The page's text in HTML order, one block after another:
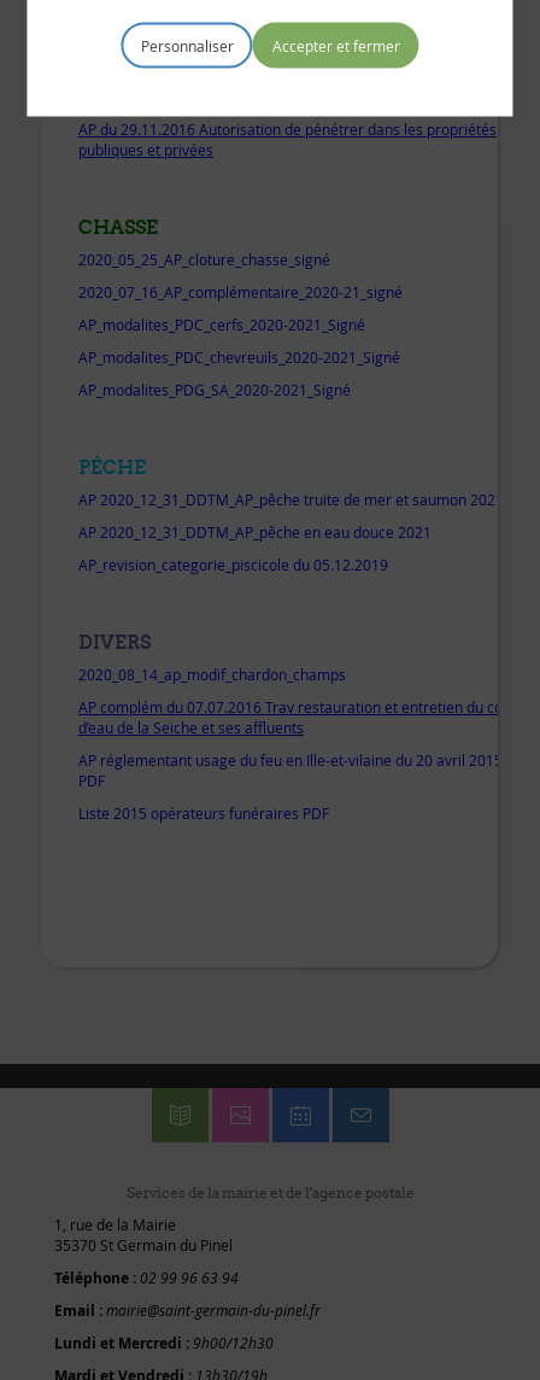
AP du 13.12.2016 Bassin Versant Seiche CERESA
AP du 29.11.2016 Autorisation de pénétrer dans les propriétés
publiques et privées
CHASSE
2020_05_25_AP_cloture_chasse_signé
2020_07_16_AP_complémentaire_2020-21_signé
AP_modalites_PDC_cerfs_2020-2021_Signé
AP_modalites_PDC_chevreuils_2020-2021_Signé
AP_modalites_PDG_SA_2020-2021_Signé
PÊCHE
AP 2020_12_31_DDTM_AP_pêche truite de mer et saumon 2021
AP 2020_12_31_DDTM_AP_pêche en eau douce 2021
AP_revision_categorie_piscicole du 05.12.2019
DIVERS
2020_08_14_ap_modif_chardon_champs
AP complém du 07.07.2016 Trav restauration et entretien du cours
d’eau de la Seiche et ses affluents
AP réglementant usage du feu en Ille-et-vilaine du 20 avril 2015
PDF
Liste 2015 opérateurs funéraires PDF
Services de la mairie et de l'agence postale
1, rue de la Mairie
35370 St Germain du Pinel
Téléphone : 02 99 96 63 94
Email :mairie@saint-germain-du-pinel.fr
Lundi et Mercredi : 9h00/12h30
Mardi et Vendredi : 13h30/19h
Personnaliser